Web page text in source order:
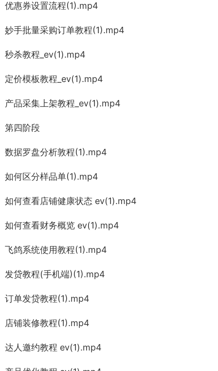
优惠券设置流程(1).mp4
妙手批量采购订单教程(1).mp4
秒杀教程_ev(1).mp4
定价模板教程_ev(1).mp4
产品采集上架教程_ev(1).mp4
第四阶段
数据罗盘分析敦程(1).mp4
如何区分样品单(1).mp4
如何查看店铺健康状态 ev(1).mp4
如何查看财务概览 ev(1).mp4
飞鸽系统使用教程(1).mp4
发贷教程(手机端)(1).mp4
订单发贷教程(1).mp4
店铺装修教程(1).mp4
达人邀约教程 ev(1).mp4